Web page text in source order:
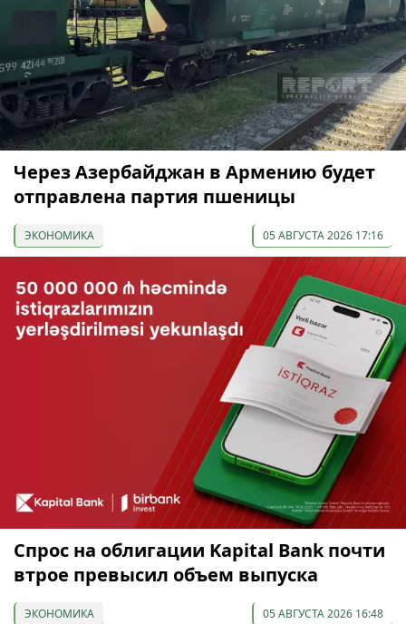
Через Азербайджан в Армению будет
отправлена партия пшеницы
ЭКОНОМИКА 05 АВГУСТА 2026 17:16
Спрос на облигации Kapital Bank почти
втрое превысил объем выпуска
ЭКОНОМИКА 05 АВГУСТА 2026 16:48